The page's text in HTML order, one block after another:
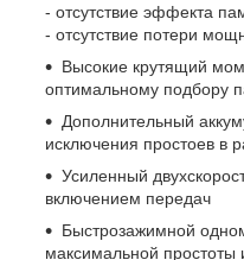
- отсутствие эффекта
- отсутствие потери
Высокие крутящий
оптимальному подбору
Дополнительный
исключения простоев в
Усиленный
включением передач
Быстрозажимной
максимальной простоты